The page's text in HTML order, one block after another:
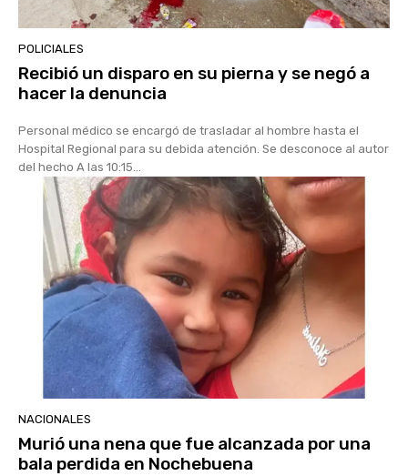
POLICIALES
Recibió un disparo en su pierna y se negó a
hacer la denuncia
Personal médico se encargó de trasladar al hombre hasta el
Hospital Regional para su debida atención. Se desconoce al autor
del hecho A las 10:15...
NACIONALES
Murió una nena que fue alcanzada por una
bala perdida en Nochebuena